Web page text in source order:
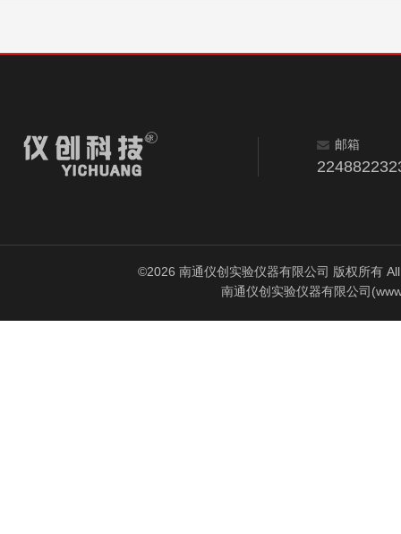
邮箱
©2026 南通仪创实验仪器有限公司 版权所有
南通仪创实验仪器有限公司